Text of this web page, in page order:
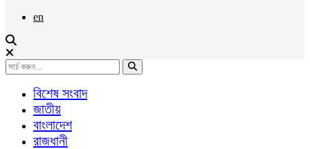
en
বিশেষ সংবাদ
জাতীয়
বাংলাদেশ
রাজধানী